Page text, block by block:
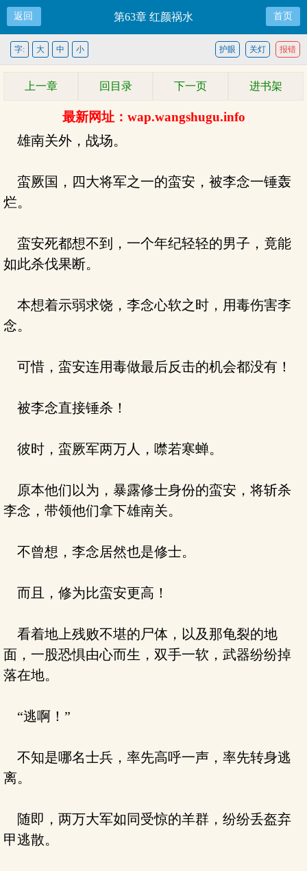
返回 第63章 红颜祸水 首页
报错
关灯
护眼
字: 大 中 小
上一章 回目录 下一页 进书架
最新网址：wap.wangshugu.info
雄南关外，战场。
蛮厥国，四大将军之一的蛮安，被李念一锤轰
烂。
蛮安死都想不到，一个年纪轻轻的男子，竟能
如此杀伐果断。
本想着示弱求饶，李念心软之时，用毒伤害李
念。
可惜，蛮安连用毒做最后反击的机会都没有！
被李念直接锤杀！
彼时，蛮厥军两万人，噤若寒蝉。
原本他们以为，暴露修士身份的蛮安，将斩杀
李念，带领他们拿下雄南关。
不曾想，李念居然也是修士。
而且，修为比蛮安更高！
看着地上残败不堪的尸体，以及那龟裂的地
面，一股恐惧由心而生，双手一软，武器纷纷掉
落在地。
“逃啊！”
不知是哪名士兵，率先高呼一声，率先转身逃
离。
随即，两万大军如同受惊的羊群，纷纷丢盔弃
甲逃散。